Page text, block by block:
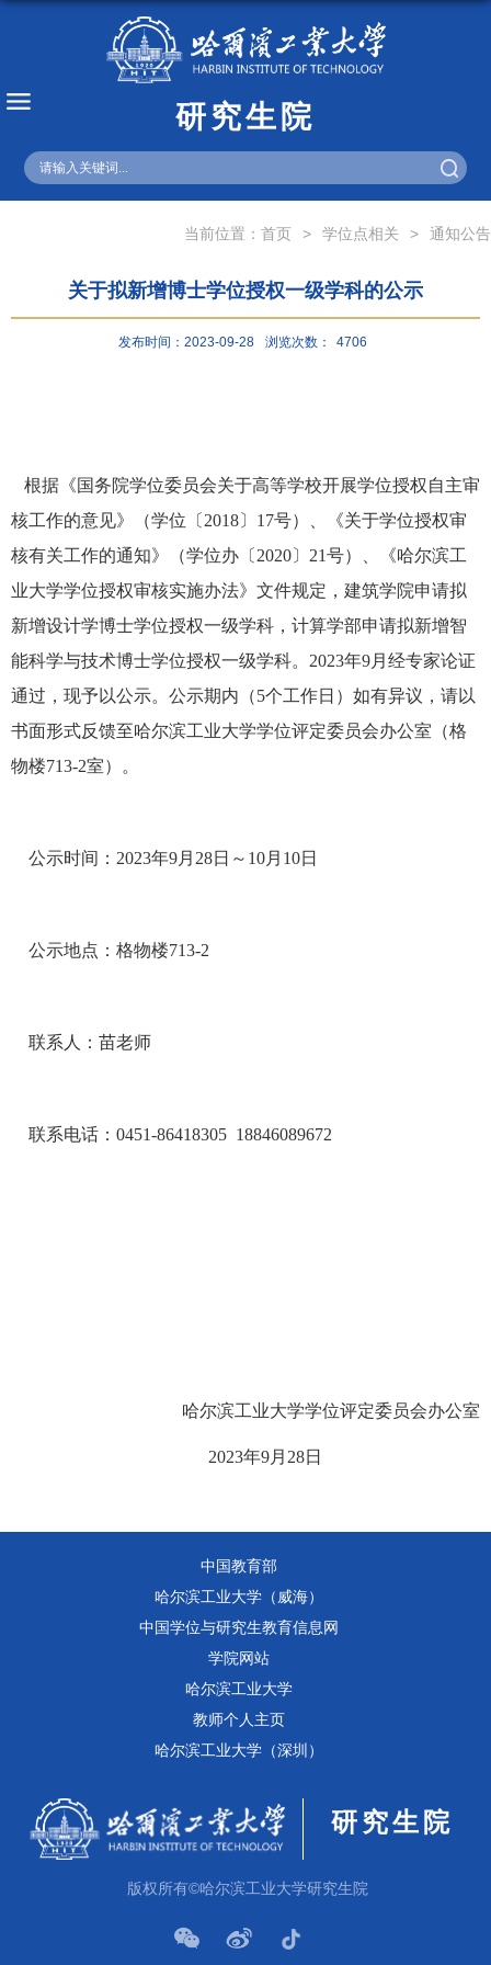
研究生院
当前位置： 首页 > 学位点相关 > 通知公告
关于拟新增博士学位授权一级学科的公示
发布时间：2023-09-28 浏览次数： 4706
根据《国务院学位委员会关于高等学校开展学位授权自主审
核工作的意见》（学位〔 2018〕 17号）、《关于学位授权审
核有关工作的通知》（学位办〔 2020〕 21号）、《哈尔滨工
业大学学位授权审核实施办法》文件规定，建筑学院申请拟
新增设计学博士学位授权一级学科，计算学部申请拟新增智
能科学与技术博士学位授权一级学科。 2023年9月经专家论证
通过，现予以公示。公示期内（5个工作日）如有异议，请以
书面形式反馈至哈尔滨工业大学学位评定委员会办公室（格
物楼713-2室）。
公示时间： 2023年9月 28日～ 10月 10日
公示地点：格物楼713-2
联系人：苗老师
联系电话： 0451-86418305 18846089672
哈尔滨工业大学学位评定委员会办公室
2023年9月 28日
中国教育部
哈尔滨工业大学（威海）
中国学位与研究生教育信息网
学院网站
哈尔滨工业大学
教师个人主页
哈尔滨工业大学（深圳）
研究生院
版权所有©哈尔滨工业大学研究生院